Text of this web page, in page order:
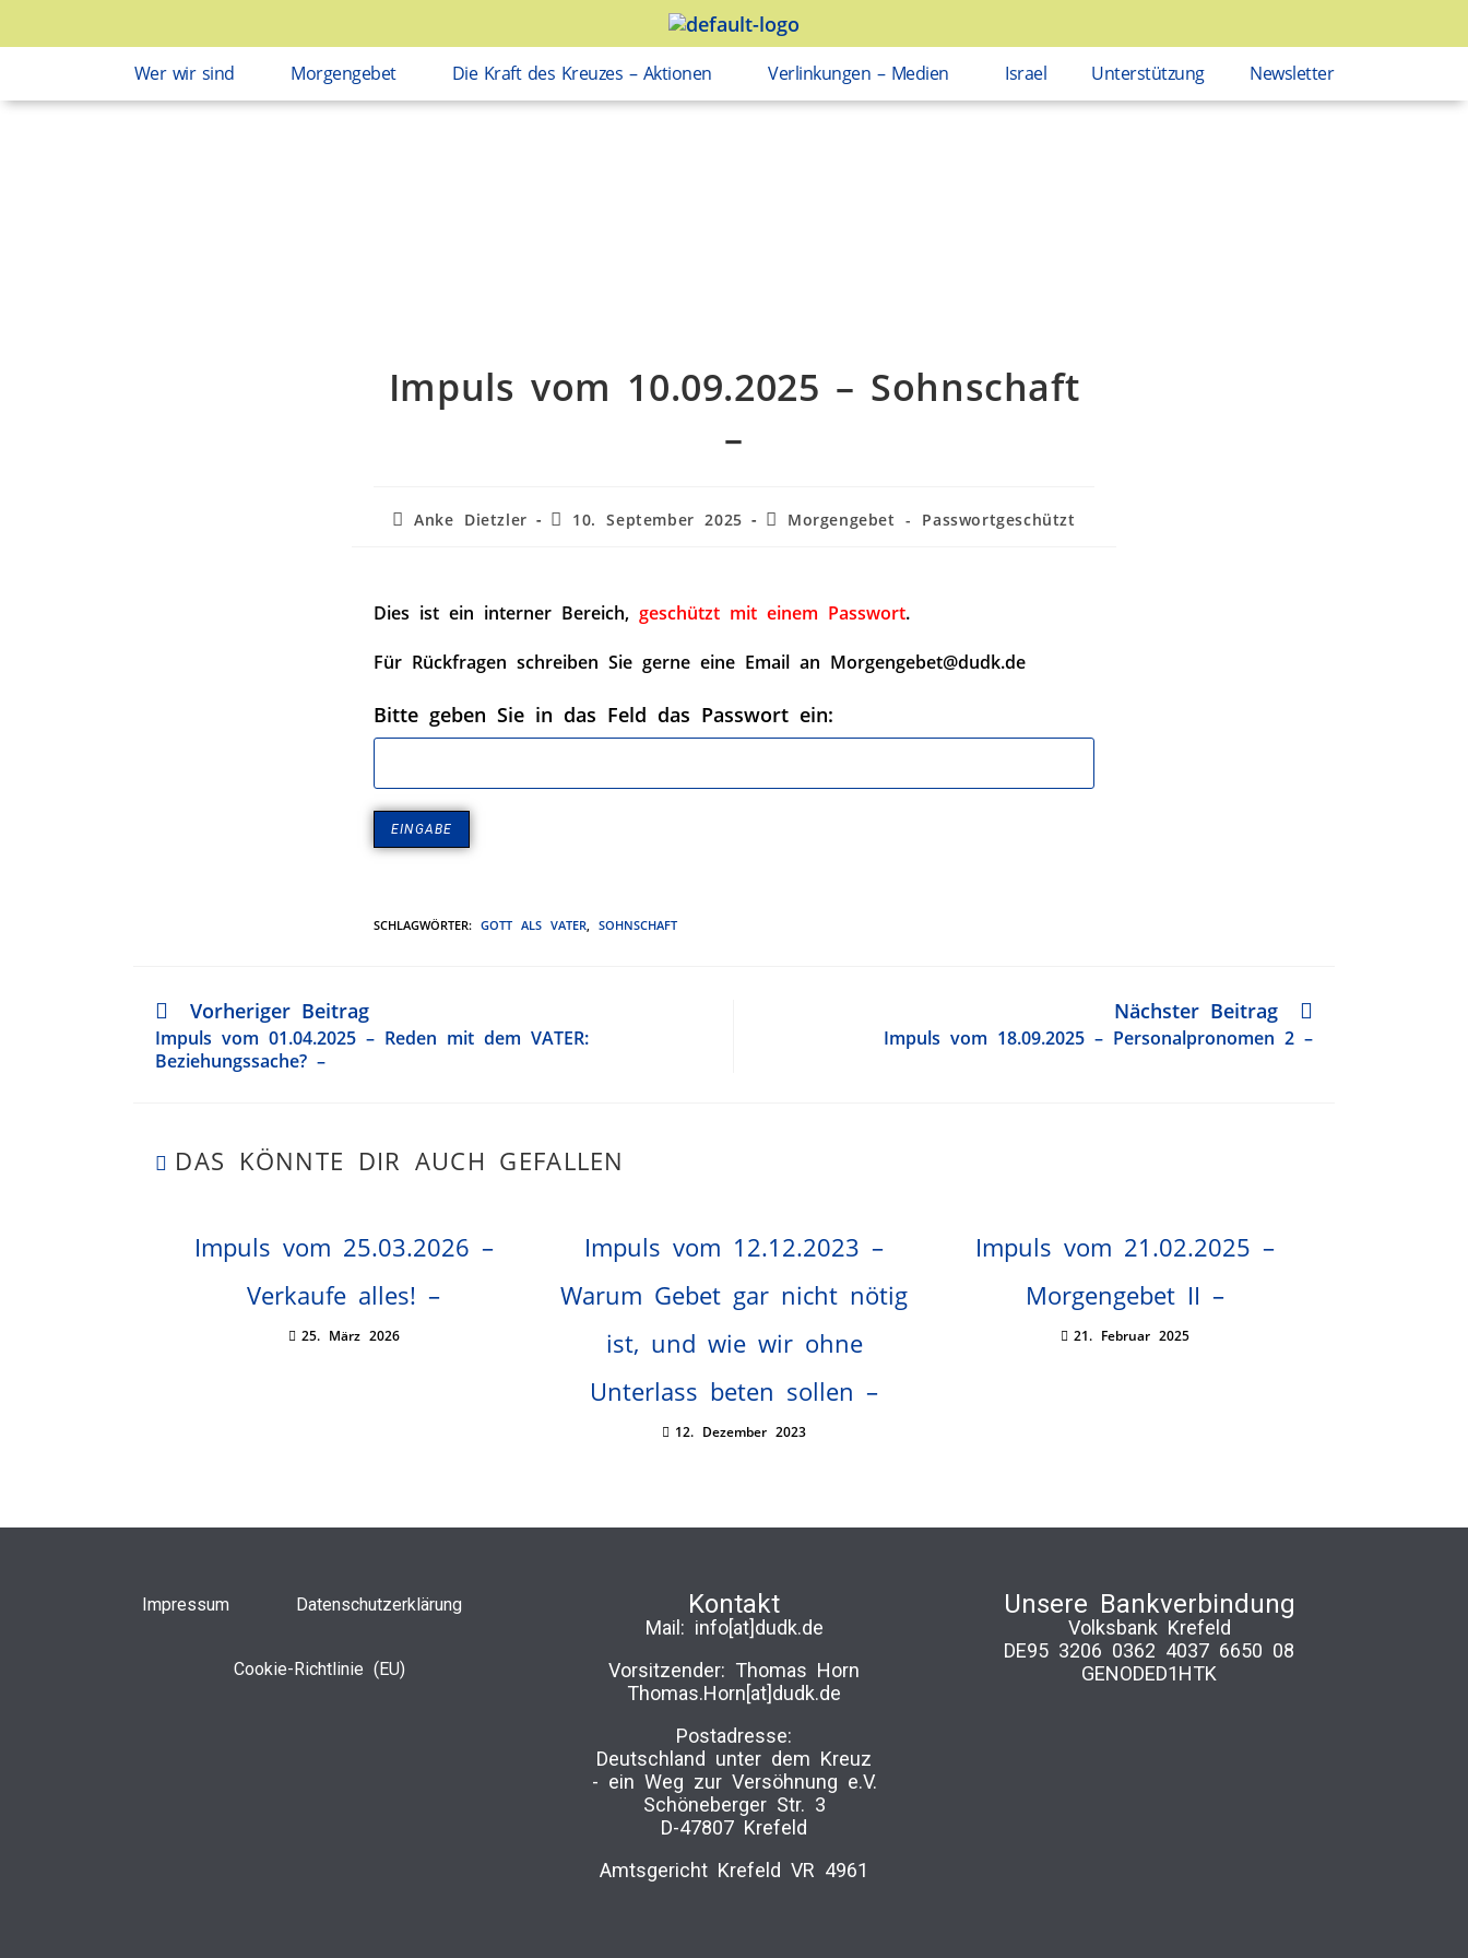
Wer wir sind Morgengebet Die Kraft des Kreuzes – Aktionen Verlinkungen – Medien Israel Unterstützung Newsletter
Impuls vom 10.09.2025 – Sohnschaft
–
Anke Dietzler 10. September 2025 Morgengebet - Passwortgeschützt
Dies ist ein interner Bereich, geschützt mit einem Passwort.
Für Rückfragen schreiben Sie gerne eine Email an Morgengebet@dudk.de
Bitte geben Sie in das Feld das Passwort ein:
SCHLAGWÖRTER: GOTT ALS VATER, SOHNSCHAFT
Vorheriger Beitrag
Impuls vom 01.04.2025 – Reden mit dem VATER:
Beziehungssache? –
Nächster Beitrag
Impuls vom 18.09.2025 – Personalpronomen 2 –
DAS KÖNNTE DIR AUCH GEFALLEN
Impuls vom 25.03.2026 –
Verkaufe alles! –
25. März 2026
Impuls vom 12.12.2023 –
Warum Gebet gar nicht nötig
ist, und wie wir ohne
Unterlass beten sollen –
12. Dezember 2023
Impuls vom 21.02.2025 –
Morgengebet II –
21. Februar 2025
Impressum Datenschutzerklärung
Cookie-Richtlinie (EU)
Kontakt
Mail: info[at]dudk.de
Vorsitzender: Thomas Horn
Thomas.Horn[at]dudk.de
Postadresse:
Deutschland unter dem Kreuz
-­ ein Weg zur Versöhnung e.V.
Schöneberger Str. 3
D-47807 Krefeld
Amtsgericht Krefeld VR 4961
Unsere Bankverbindung
Volksbank Krefeld
DE95 3206 0362 4037 6650 08
GENODED1HTK